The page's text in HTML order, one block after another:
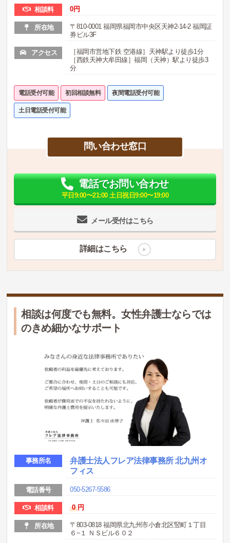
相談料 0円
所在地
〒810-0001 福岡県福岡市中央区天神2-14-2 福岡証
券ビル3F
アクセス
［福岡市営地下鉄 空港線］天神駅より徒歩1分
［西鉄天神大牟田線］福岡（天神）駅より徒歩3
分
電話受付可能 初回相談無料 夜間電話受付可能
土日電話受付可能
問い合わせ窓口
メール受付はこちら
電話でお問い合わせ
平日9:00〜21:00 土日祝日9:00〜19:00
詳細はこちら
相談は何度でも無料。女性弁護士ならでは
のきめ細かなサポート
事務所名
弁護士法人フレア法律事務所 北九州オ
フィス
電話番号 050-5267-5586
相談料 0 円
所在地
〒803-0818 福岡県北九州市小倉北区竪町１丁目
６−１ ＮＳビル６０２